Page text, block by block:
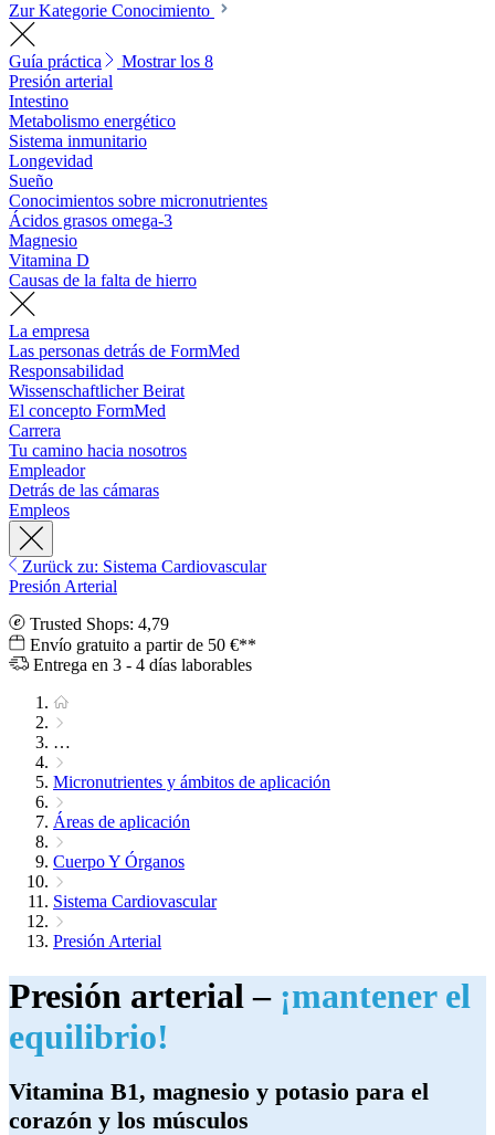
Zur Kategorie Conocimiento
Guía práctica
Mostrar los 8
Presión arterial
Intestino
Metabolismo energético
Sistema inmunitario
Longevidad
Sueño
Conocimientos sobre micronutrientes
Ácidos grasos omega-3
Magnesio
Vitamina D
Causas de la falta de hierro
La empresa
Las personas detrás de FormMed
Responsabilidad
Wissenschaftlicher Beirat
El concepto FormMed
Carrera
Tu camino hacia nosotros
Empleador
Detrás de las cámaras
Empleos
Zurück zu: Sistema Cardiovascular
Presión Arterial
Trusted Shops: 4,79
Envío gratuito a partir de 50 €**
Entrega en 3 - 4 días laborables
…
Micronutrientes y ámbitos de aplicación
Áreas de aplicación
Cuerpo Y Órganos
Sistema Cardiovascular
Presión Arterial
Presión arterial – ¡mantener el
equilibrio!
Vitamina B1, magnesio y potasio para el
corazón y los músculos